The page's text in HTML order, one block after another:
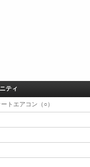
ティ
トエアコン（○）